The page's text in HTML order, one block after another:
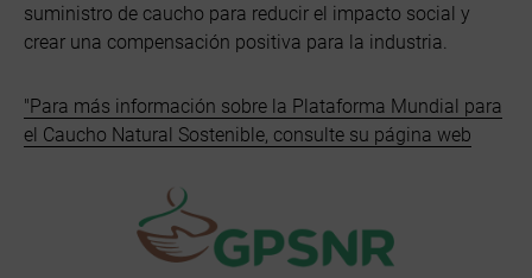
suministro de caucho para reducir el impacto social y
crear una compensación positiva para la industria.
"Para más información sobre la Plataforma Mundial para
el Caucho Natural Sostenible, consulte su página web